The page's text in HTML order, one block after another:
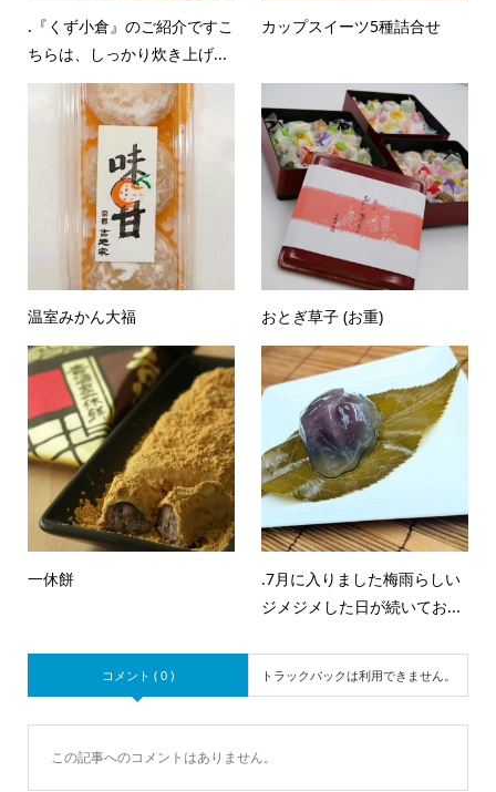
.『くず小倉』のご紹介ですこ
ちらは、しっかり炊き上げ...
カップスイーツ5種詰合せ
温室みかん大福 おとぎ草子 (お重)
一休餅
.7月に入りました梅雨らしい
ジメジメした日が続いてお...
コメント ( 0 ) トラックバックは利用できません。
この記事へのコメントはありません。